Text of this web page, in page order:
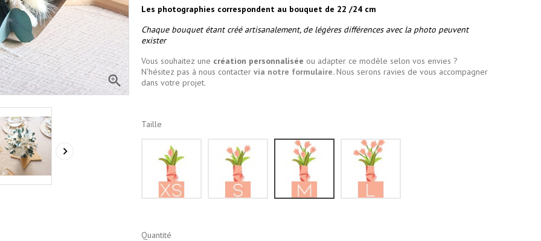


Les photographies correspondent au bouquet de 22 /24 cm
Chaque bouquet étant créé artisanalement, de légères différences avec la photo peuvent
exister
Vous souhaitez une création personnalisée ou adapter ce modèle selon vos envies ?
N'hésitez pas à nous contacter via notre formulaire.Nous serons ravies de vous accompagner
dans votre projet.
Taille
Quantité